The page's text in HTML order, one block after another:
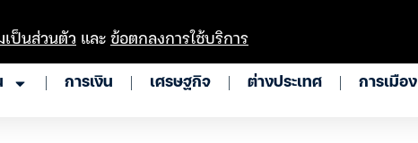
การเงิน เศรษฐกิจ ต่างประเทศ การเมือง
ป็นส่วนตัว และข้อตกลงการใช้บริการ